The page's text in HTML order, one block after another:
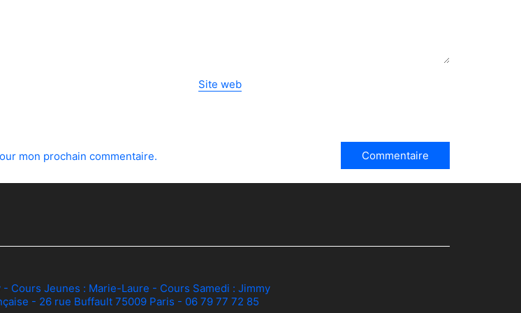
Site web
mon prochain commentaire.
- Cours Jeunes : Marie-Laure - Cours Samedi : Jimmy
- 26 rue Buffault 75009 Paris - 06 79 77 72 85